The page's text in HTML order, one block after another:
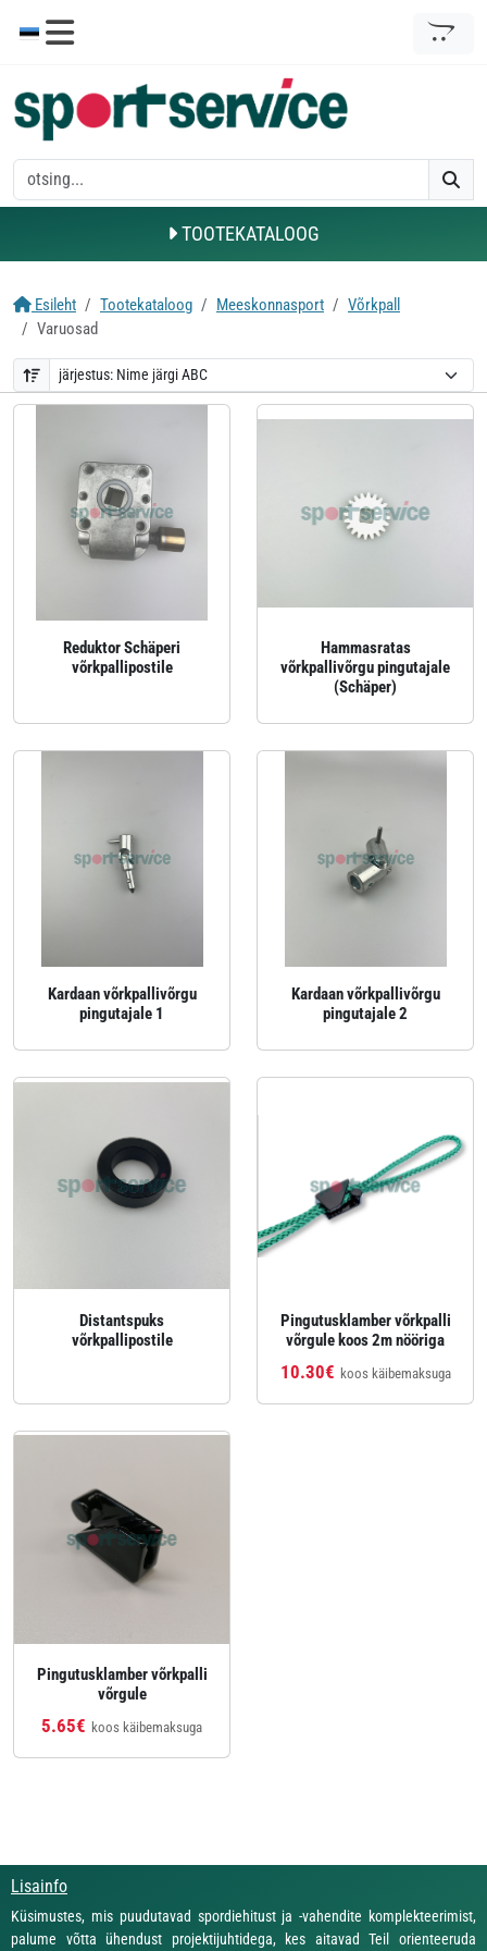
TOOTEKATALOOG
Esileht Tootekataloog Meeskonnasport
Võrkpall
Varuosad
Reduktor Schäperi
võrkpallipostile
Hammasratas
võrkpallivõrgu pingutajale
(Schäper)
Kardaan võrkpallivõrgu
pingutajale 1
Kardaan võrkpallivõrgu
pingutajale 2
Distantspuks
võrkpallipostile
Pingutusklamber võrkpalli
võrgule koos 2m nööriga
10.30€ koos käibemaksuga
Pingutusklamber võrkpalli
võrgule
5.65€ koos käibemaksuga
Lisainfo
Küsimustes, mis puudutavad spordiehitust ja -vahendite komplekteerimist,
palume võtta ühendust projektijuhtidega, kes aitavad Teil orienteeruda